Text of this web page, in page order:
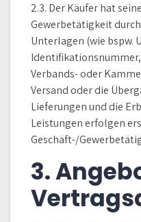
2.3. Der Käufer hat
Gewerbetätigkeit
Unterlagen (wie bspw.
Verbands- oder
Versand oder die
Lieferungen und die
Leistungen erfolgen
Geschäft-/
3.